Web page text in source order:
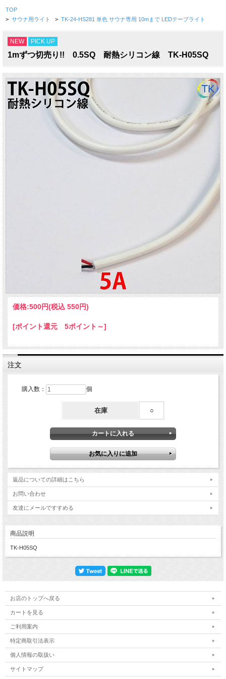
TOP
> サウナ用ライト > TK-24-HS281 単色 サウナ専用 10mまで LEDテープライト
NEW PICK UP
1mずつ切売り!! 0.5SQ 耐熱シリコン線 TK-H05SQ
価格:500円(税込 550円)
[ポイント還元 5ポイント～]
注文
購入数： 個
在庫 ○
返品についての詳細はこちら
お問い合わせ
友達にメールですすめる
商品説明
TK-H05SQ
お店のトップへ戻る
カートを見る
ご利用案内
特定商取引法表示
個人情報の取扱い
サイトマップ